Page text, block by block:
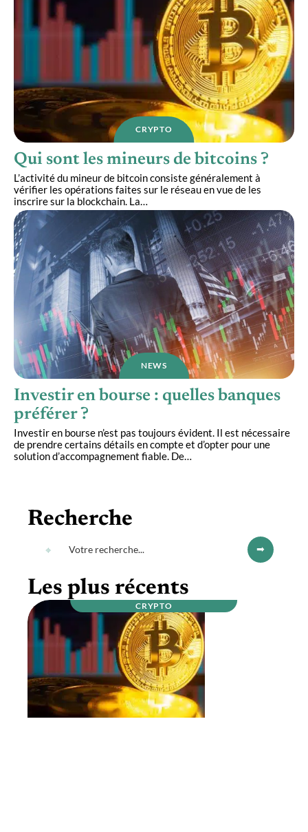
CRYPTO
Qui sont les mineurs de bitcoins ?
L’activité du mineur de bitcoin consiste généralement à
vérifier les opérations faites sur le réseau en vue de les
inscrire sur la blockchain. La…
NEWS
Investir en bourse : quelles banques
préférer ?
Investir en bourse n’est pas toujours évident. Il est nécessaire
de prendre certains détails en compte et d’opter pour une
solution d’accompagnement fiable. De
Recherche
Les plus récents
CRYPTO